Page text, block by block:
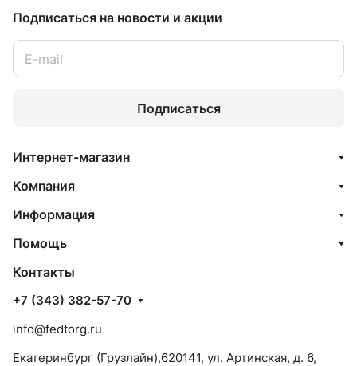
Подписаться на новости и акции
Подписаться
Интернет-магазин
Компания
Информация
Помощь
Контакты
+7 (343) 382-57-70
info@fedtorg.ru
Екатеринбург (Грузлайн),620141, ул. Артинская, д. 6,